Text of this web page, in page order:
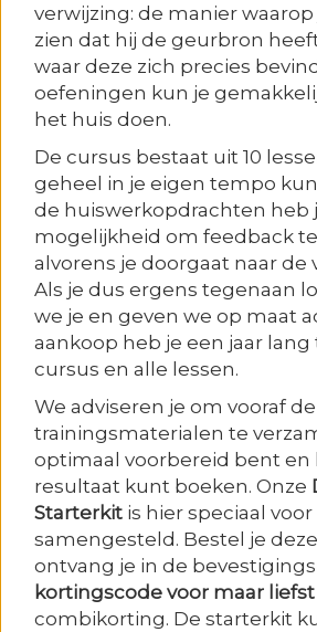
verwijzing: de manier
zien dat hij de geurbron
waar deze zich precies
oefeningen kun je
het huis doen.
De cursus bestaat uit 10
geheel in je eigen tempo
de huiswerkopdrachten heb
mogelijkheid om feedback
alvorens je doorgaat naar de
Als je dus ergens tegenaan
we je en geven we op maat
aankoop heb je een jaar
cursus en alle lessen.
We adviseren je om vooraf
trainingsmaterialen te
optimaal voorbereid bent en
resultaat kunt boeken. Onze
Starterkit is hier speciaal voor
samengesteld. Bestel je
ontvang je in de
kortingscode voor maar liefst
combikorting. De starterkit